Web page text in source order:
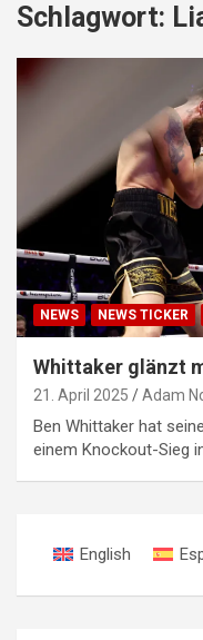
Schlagwort:
NEWS NEWS TICKER
Whittaker glänzt
21. April 2025 Adam
Ben Whittaker hat
einem Knockout-Sieg
English